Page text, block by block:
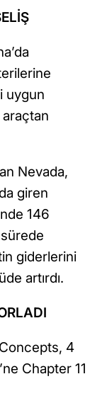
uygun
araçtan
Nevada,
giren
146
giderlerini
artırdı.
4
Chapter 11